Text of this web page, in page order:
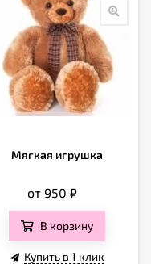
Мягкая игрушка
от 950₽
В корзину
Купить в 1 клик